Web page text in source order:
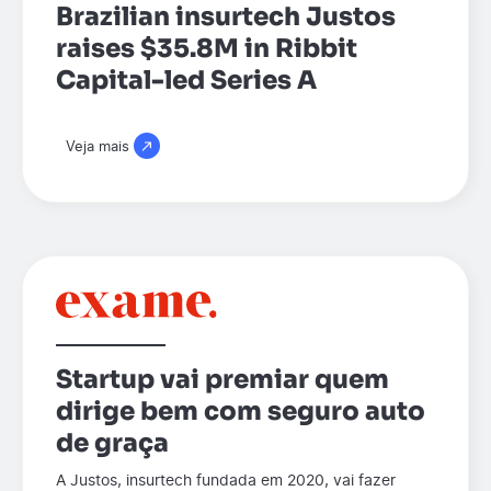
Brazilian insurtech Justos
raises $35.8M in Ribbit
Capital-led Series A
Veja mais
Startup vai premiar quem
dirige bem com seguro auto
de graça
A Justos, insurtech fundada em 2020, vai fazer